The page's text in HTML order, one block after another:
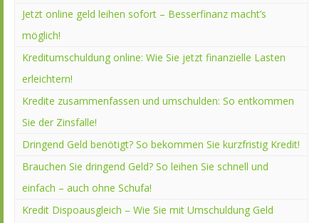
Jetzt online geld leihen sofort – Besserfinanz macht’s
möglich!
Kreditumschuldung online: Wie Sie jetzt finanzielle Lasten
erleichtern!
Kredite zusammenfassen und umschulden: So entkommen
Sie der Zinsfalle!
Dringend Geld benötigt? So bekommen Sie kurzfristig Kredit!
Brauchen Sie dringend Geld? So leihen Sie schnell und
einfach – auch ohne Schufa!
Kredit Dispoausgleich – Wie Sie mit Umschuldung Geld